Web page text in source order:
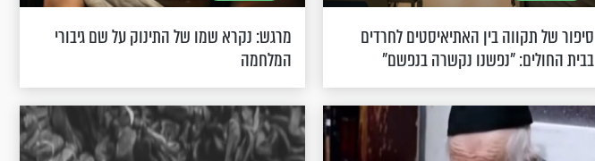
סיפור של תקווה בין האתיאיסטים לחרדים
בבית החולים: "נפשנו נקשרה בנפשם"
מרגש: נקרא שמו של התינוק על שם גיבורי
המלחמה